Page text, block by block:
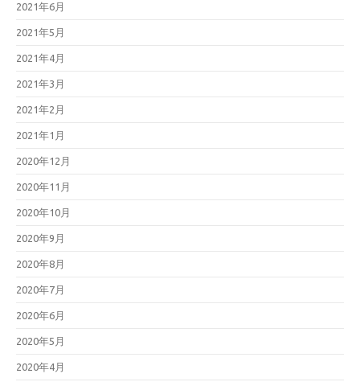
2021年6月
2021年5月
2021年4月
2021年3月
2021年2月
2021年1月
2020年12月
2020年11月
2020年10月
2020年9月
2020年8月
2020年7月
2020年6月
2020年5月
2020年4月